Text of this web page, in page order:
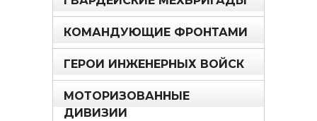
КОМАНДУЮЩИЕ ФРОНТАМИ
ГЕРОИ ИНЖЕНЕРНЫХ ВОЙСК
МОТОРИЗОВАННЫЕ
ДИВИЗИИ